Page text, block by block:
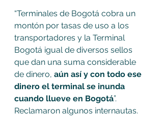
“Terminales de Bogotá cobra un
montón por tasas de uso a los
transportadores y la Terminal
Bogotá igual de diversos sellos
que dan una suma considerable
de dinero, aún así y con todo ese
dinero el terminal se inunda
cuando llueve en Bogotá”.
Reclamaron algunos internautas.